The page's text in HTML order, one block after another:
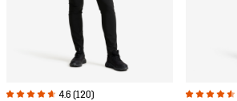
4.6 (120)